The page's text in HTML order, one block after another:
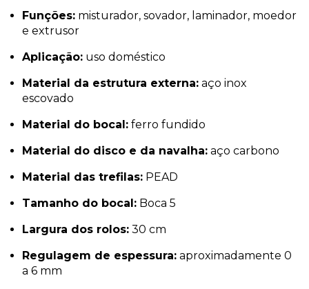
Funções: misturador, sovador, laminador, moedor
e extrusor
Aplicação: uso doméstico
Material da estrutura externa: aço inox
escovado
Material do bocal: ferro fundido
Material do disco e da navalha: aço carbono
Material das trefilas: PEAD
Tamanho do bocal: Boca 5
Largura dos rolos: 30 cm
Regulagem de espessura: aproximadamente 0
a 6 mm